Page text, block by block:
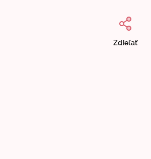
Zdieľať